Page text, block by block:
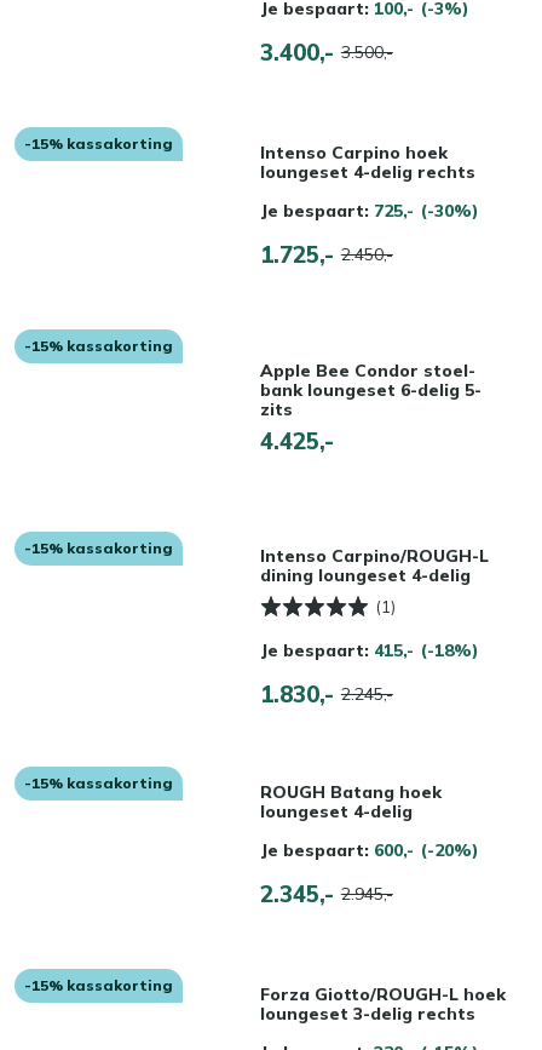
Je bespaart: 100,- (-3%)
3.400,- 3.500,-
-15% kassakorting
Intenso Carpino hoek
loungeset 4-delig rechts
Je bespaart: 725,- (-30%)
1.725,- 2.450,-
-15% kassakorting
Apple Bee Condor stoel-
bank loungeset 6-delig 5-
zits
4.425,-
-15% kassakorting
Intenso Carpino/ROUGH-L
dining loungeset 4-delig
(1)
Je bespaart: 415,- (-18%)
1.830,- 2.245,-
-15% kassakorting
ROUGH Batang hoek
loungeset 4-delig
Je bespaart: 600,- (-20%)
2.345,- 2.945,-
-15% kassakorting
Forza Giotto/ROUGH-L hoek
loungeset 3-delig rechts